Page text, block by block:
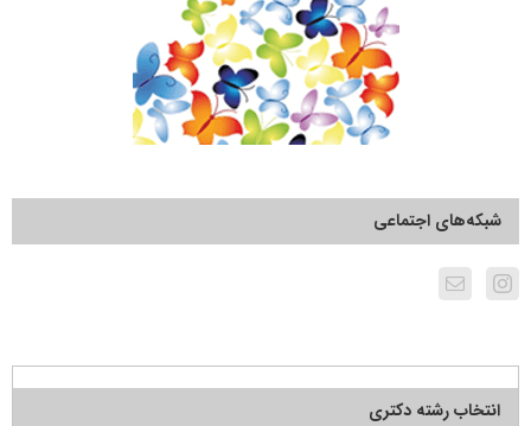
شبکه‌های اجتماعی
انتخاب رشته دکتری